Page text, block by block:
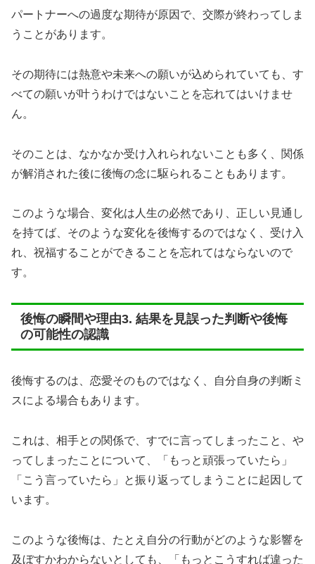
パートナーへの過度な期待が原因で、交際が終わってしま
うことがあります。
その期待には熱意や未来への願いが込められていても、す
べての願いが叶うわけではないことを忘れてはいけませ
ん。
そのことは、なかなか受け入れられないことも多く、関係
が解消された後に後悔の念に駆られることもあります。
このような場合、変化は人生の必然であり、正しい見通し
を持てば、そのような変化を後悔するのではなく、受け入
れ、祝福することができることを忘れてはならないので
す。
後悔の瞬間や理由3. 結果を見誤った判断や後悔
の可能性の認識
後悔するのは、恋愛そのものではなく、自分自身の判断ミ
スによる場合もあります。
これは、相手との関係で、すでに言ってしまったこと、や
ってしまったことについて、「もっと頑張っていたら」
「こう言っていたら」と振り返ってしまうことに起因して
います。
このような後悔は、たとえ自分の行動がどのような影響を
及ぼすかわからないとしても、「もっとこうすれば違った